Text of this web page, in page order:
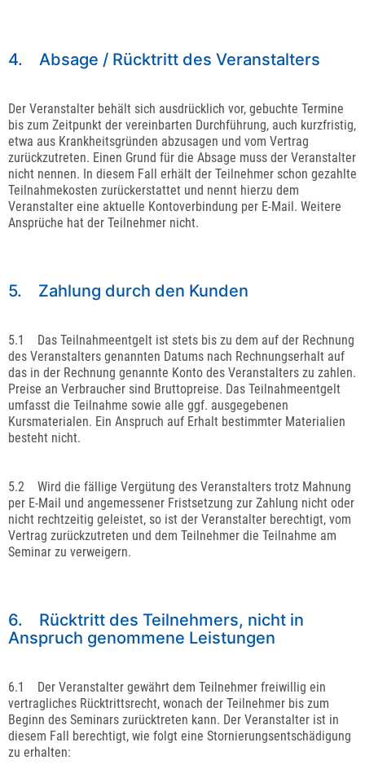
4. Absage / Rücktritt des Veranstalters
Der Veranstalter behält sich ausdrücklich vor, gebuchte Termine
bis zum Zeitpunkt der vereinbarten Durchführung, auch kurzfristig,
etwa aus Krankheitsgründen abzusagen und vom Vertrag
zurückzutreten. Einen Grund für die Absage muss der Veranstalter
nicht nennen. In diesem Fall erhält der Teilnehmer schon gezahlte
Teilnahmekosten zurückerstattet und nennt hierzu dem
Veranstalter eine aktuelle Kontoverbindung per E-Mail. Weitere
Ansprüche hat der Teilnehmer nicht.
5. Zahlung durch den Kunden
5.1 Das Teilnahmeentgelt ist stets bis zu dem auf der Rechnung
des Veranstalters genannten Datums nach Rechnungserhalt auf
das in der Rechnung genannte Konto des Veranstalters zu zahlen.
Preise an Verbraucher sind Bruttopreise. Das Teilnahmeentgelt
umfasst die Teilnahme sowie alle ggf. ausgegebenen
Kursmaterialen. Ein Anspruch auf Erhalt bestimmter Materialien
besteht nicht.
5.2 Wird die fällige Vergütung des Veranstalters trotz Mahnung
per E-Mail und angemessener Fristsetzung zur Zahlung nicht oder
nicht rechtzeitig geleistet, so ist der Veranstalter berechtigt, vom
Vertrag zurückzutreten und dem Teilnehmer die Teilnahme am
Seminar zu verweigern.
6. Rücktritt des Teilnehmers, nicht in
Anspruch genommene Leistungen
6.1 Der Veranstalter gewährt dem Teilnehmer freiwillig ein
vertragliches Rücktrittsrecht, wonach der Teilnehmer bis zum
Beginn des Seminars zurücktreten kann. Der Veranstalter ist in
diesem Fall berechtigt, wie folgt eine Stornierungsentschädigung
zu erhalten: